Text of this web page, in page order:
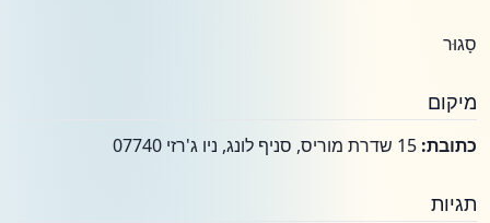
סָגוּר
מיקום
כתובת:
תגיות